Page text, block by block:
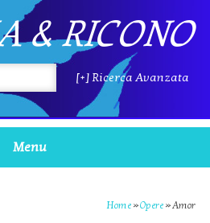
& RICONO
[+] Ricerca Avanzata
Menu
Home »Opere »Amor